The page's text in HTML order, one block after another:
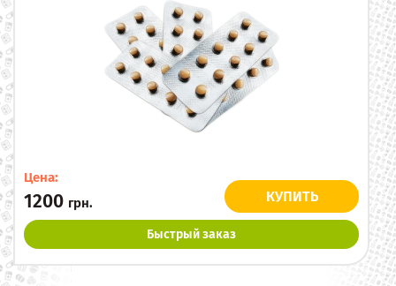
Цена:
1200 грн. КУПИТЬ
Быстрый заказ